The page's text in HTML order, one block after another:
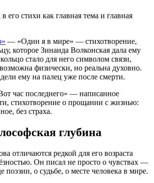
его стихи как главная тема и главная
— «Один я в мире» — стихотворение,
которое Зинаида Волконская дала ему
стало для него символом связи,
физически, но реальна духовно.
ему на палец уже после смерти.
час последнего» — написанное
стихотворение о прощании с жизнью:
без страха.
глубина
отличаются редкой для его возраста
Он писал не просто о чувствах —
поэзии, о судьбе, о месте человека в мире.